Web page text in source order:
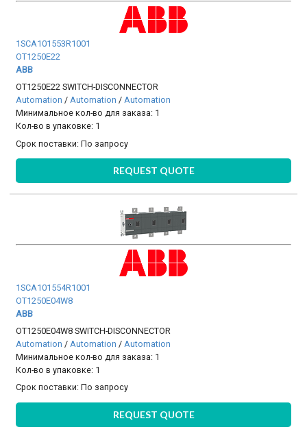
1SCA101553R1001
OT1250E22
ABB
OT1250E22 SWITCH-DISCONNECTOR
Automation /Automation /Automation
Минимальное кол-во для заказа: 1
Кол-во в упаковке: 1
Срок поставки:По запросу
REQUEST QUOTE
1SCA101554R1001
OT1250E04W8
ABB
OT1250E04W8 SWITCH-DISCONNECTOR
Automation / Automation / Automation
Минимальное кол-во для заказа: 1
Кол-во в упаковке: 1
Срок поставки:По запросу
REQUEST QUOTE